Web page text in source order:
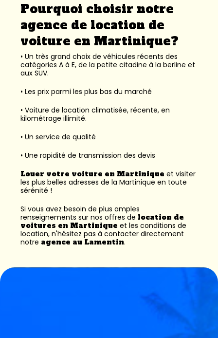
Pourquoi choisir notre
agence de location de
voiture en Martinique?
• Un très grand choix de véhicules récents des
catégories A à E, de la petite citadine à la berline et
aux SUV.
• Les prix parmi les plus bas du marché
• Voiture de location climatisée, récente, en
kilométrage illimité.
• Un service de qualité
• Une rapidité de transmission des devis
Louer votre voiture en Martinique et visiter
les plus belles adresses de la Martinique en toute
sérénité !
Si vous avez besoin de plus amples
renseignements sur nos offres de location de
voitures en Martinique et les conditions de
location, n'hésitez pas à contacter directement
notre agence au Lamentin.